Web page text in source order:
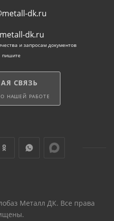
повышенным
оцинкованную
покрытие продлевает
бетона.
dk.ru
dk.ru
и запросам документов
пишите
СВЯЗЬ
НАШЕЙ РАБОТЕ
Металл ДК. Все права